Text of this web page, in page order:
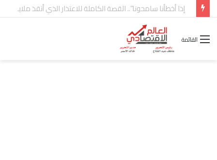
شركة “Scope Developments” تعلن تولي أحمد كمال عيسى منصب الرئيس التنفيذي للقطاع التجاري
القائمة